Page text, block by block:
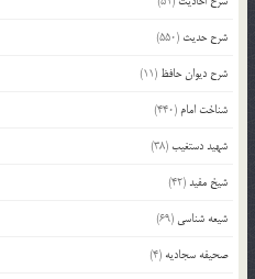
شرح حدیث (550)
شرح دیوان حافظ (11)
شناخت امام (440)
شهید دستغیب(38)
شیخ مفید(42)
شیعه شناسی (69)
صحیفه سجادیه (4)